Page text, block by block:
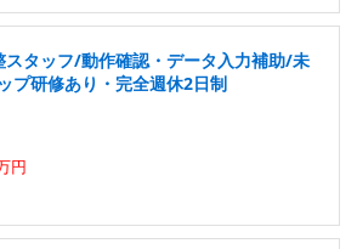
スタッフ/動作確認・データ入力補助/未
プ研修あり・完全週休2日制
円